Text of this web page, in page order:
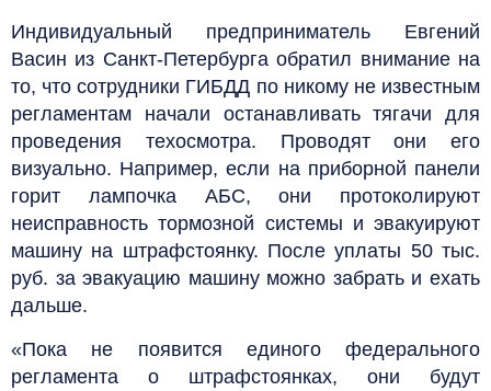
Индивидуальный предприниматель Евгений
Васин из Санкт-Петербурга обратил внимание на
то, что сотрудники ГИБДД по никому не известным
регламентам начали останавливать тягачи для
проведения техосмотра. Проводят они его
визуально. Например, если на приборной панели
горит лампочка АБС, они протоколируют
неисправность тормозной системы и эвакуируют
машину на штрафстоянку. После уплаты 50 тыс.
руб. за эвакуацию машину можно забрать и ехать
дальше.
«Пока не появится единого федерального
регламента о штрафстоянках, они будут